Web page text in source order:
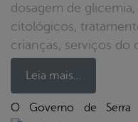
dosagem de
citológicos,
crianças, serviços do
Leia mais…
O Governo de Serra